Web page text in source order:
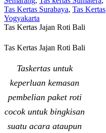
Tas Kertas Surabaya, Tas Kertas
Yogyakarta
Tas Kertas Jajan Roti Bali
Tas Kertas Jajan Roti Bali
Taskertas untuk
keperluan kemasan
pembelian paket roti
cocok untuk bingkisan
suatu acara ataupun